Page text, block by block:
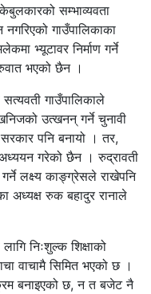
सम्भाव्यवता
गाउँपालिकाका
भ्यूटावर निर्माण गर्ने
भएको छैन ।
गाउँपालिकाले
उत्खनन् गर्ने चुनावी
पनि बनायो । तर,
गरेको छैन । रुद्रावती
गर्ने लक्ष्य काङ्ग्रेसले राखेपनि
अध्यक्ष रुक बहादुर रानाले
निःशुल्क शिक्षाको
वाचामै सिमित भएको छ ।
बनाइएको छ, न त बजेट नै